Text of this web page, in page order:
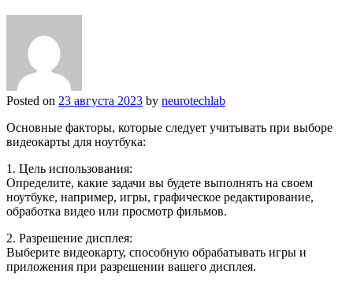
Posted on 23 августа 2023 by neurotechlab
Основные факторы, которые следует учитывать при выборе
видеокарты для ноутбука:
1. Цель использования:
Определите, какие задачи вы будете выполнять на своем
ноутбуке, например, игры, графическое редактирование,
обработка видео или просмотр фильмов.
2. Разрешение дисплея:
Выберите видеокарту, способную обрабатывать игры и
приложения при разрешении вашего дисплея.